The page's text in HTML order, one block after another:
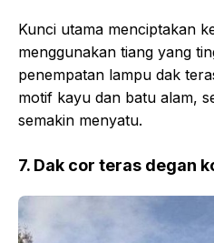
Kunci utama menciptakan
menggunakan tiang yang
penempatan lampu dak
motif kayu dan batu alam,
semakin menyatu.
7. Dak cor teras degan